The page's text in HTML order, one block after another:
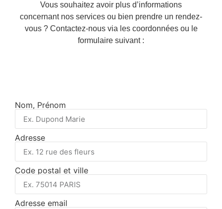
Vous souhaitez avoir plus d’informations
concernant nos services ou bien prendre un rendez-
vous ? Contactez-nous via les coordonnées ou le
formulaire suivant :
Nom, Prénom
Adresse
Code postal et ville
Adresse email